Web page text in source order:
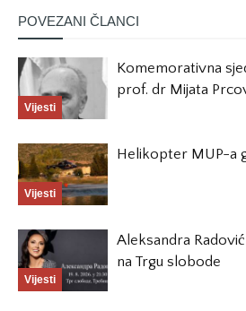
POVEZANI ČLANCI
Vijesti
Komemorativna
prof. dr Mijata
Vijesti
Helikopter MUP-a
Vijesti
Aleksandra
na Trgu slobode